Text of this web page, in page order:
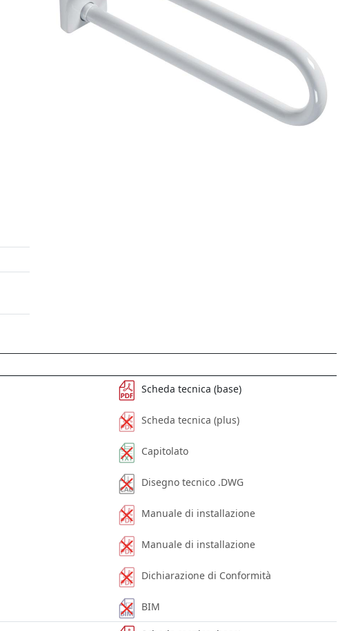
Scheda tecnica (base)
Scheda tecnica (plus)
Capitolato
Disegno tecnico .DWG
Manuale di installazione
Manuale di installazione
Dichiarazione di Conformità
BIM